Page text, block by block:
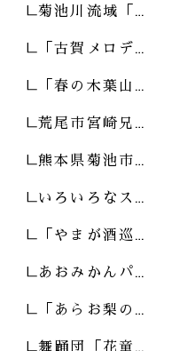
菊池川流域「…
「古賀メロデ…
「春の木葉山…
荒尾市宮崎兄…
熊本県菊池市…
いろいろなス…
「やまが酒巡…
あおみかんパ…
「あらお梨の…
舞踊団「花童…